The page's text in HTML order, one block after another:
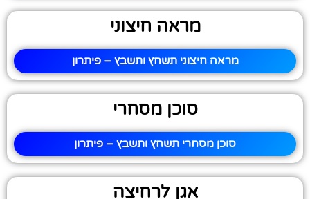
מראה חיצוני
מראה חיצוני תשחץ ותשבץ – פיתרון
סוכן מסחרי
סוכן מסחרי תשחץ ותשבץ – פיתרון
אגן לרחיצה